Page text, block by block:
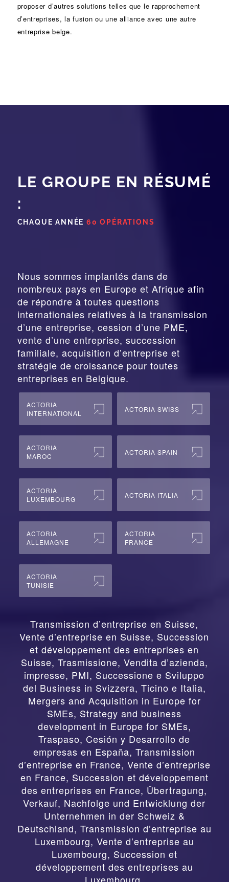
proposer d’autres solutions telles que le rapprochement
d’entreprises, lafusion ou unealliance avec une autre
entreprise belge.
LE GROUPE EN RÉSUMÉ
:
CHAQUE ANNÉE 60 OPÉRATIONS
Nous sommes implantés dans de
nombreux pays en Europe et Afrique afin
de répondre à toutes questions
internationales relatives à la transmission
d’une entreprise, cession d’une PME,
vente d’une entreprise, succession
familiale, acquisition d’entreprise et
stratégie de croissance pour toutes
entreprises en Belgique.
ACTORIA
INTERNATIONAL
ACTORIA SWISS
ACTORIA
MAROC
ACTORIA SPAIN
ACTORIA
LUXEMBOURG
ACTORIA ITALIA
ACTORIA
ALLEMAGNE
ACTORIA
FRANCE
ACTORIA
TUNISIE
Transmission d’entreprise en Suisse,
Vente d’entreprise en Suisse, Succession
et développement des entreprises en
Suisse, Trasmissione, Vendita d’azienda,
impresse, PMI, Successione e Sviluppo
del Business in Svizzera, Ticino e Italia,
Mergers and Acquisition in Europe for
SMEs, Strategy and business
development in Europe for SMEs,
Traspaso, Cesión y Desarrollo de
empresas en España,Transmission
d’entreprise en France, Vente d’entreprise
en France, Succession et développement
des entreprises en France, Übertragung,
Verkauf, Nachfolge und Entwicklung der
Unternehmen in der Schweiz &
Deutschland, Transmission d’entreprise au
Luxembourg, Vente d’entreprise au
Luxembourg, Succession et
développement des entreprises au